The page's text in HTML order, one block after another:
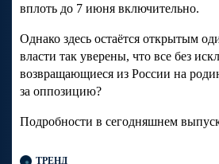
вплоть до 7 июня включительно.
Однако здесь остаётся открытым
власти так уверены, что все без
возвращающиеся из России на
за оппозицию?
Подробности в сегодняшнем
ТРЕНД